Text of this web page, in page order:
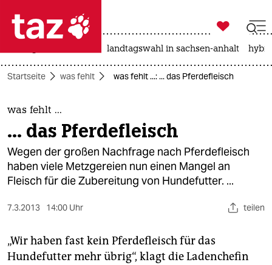
 taz zahl ich
taz zahl ich
themen
politik
öko
sport

taz zahl ich
landtagswahl in sachsen-anhalt
Startseite was fehlt was fehlt ...: ... das Pferdefleisch
was fehlt ...
... das Pferdefleisch
Wegen der großen Nachfrage nach Pferdefleisch
haben viele Metzgereien nun einen Mangel an
Fleisch für die Zubereitung von Hundefutter. ...
7.3.2013 14:00 Uhr teilen
„Wir haben fast kein Pferdefleisch für das
Hundefutter mehr übrig“, klagt die Ladenchefin